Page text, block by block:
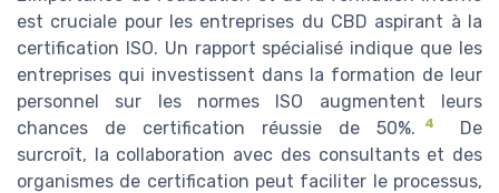
est cruciale pour les entreprises du CBD aspirant à la
certification ISO. Un rapport spécialisé indique que les
entreprises qui investissent dans la formation de leur
personnel sur les normes ISO augmentent leurs
chances de certification réussie de 50%.
4
De
surcroît, la collaboration avec des consultants et des
organismes de certification peut faciliter le processus,